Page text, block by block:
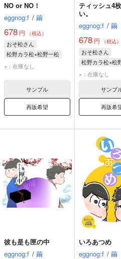
NO or NO！
eggnog:f / 繭
678 円 （税込）
おそ松さん
松野カラ松×松野一松
松野カラ松
×：在庫なし
サンプル
再販希望
ティッシュ4
い。
eggnog:f / 繭
678 円 （税込）
おそ松さん
松野カラ松×松
松野カラ松
×：在庫なし
サンプ
再販希
彼も是も匣の中
eggnog:f / 繭
いろあつめ
eggnog:f / 繭